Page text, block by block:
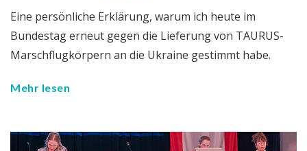
Eine persönliche Erklärung, warum ich heute im
Bundestag erneut gegen die Lieferung von TAURUS-
Marschflugkörpern an die Ukraine gestimmt habe.
Mehr lesen